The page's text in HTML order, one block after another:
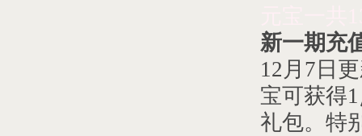
新一期充
12 月 7 日
宝可获得
礼包。特